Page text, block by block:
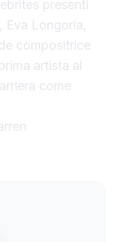
presenti
Eva Longoria,
compositrice
artista al
come